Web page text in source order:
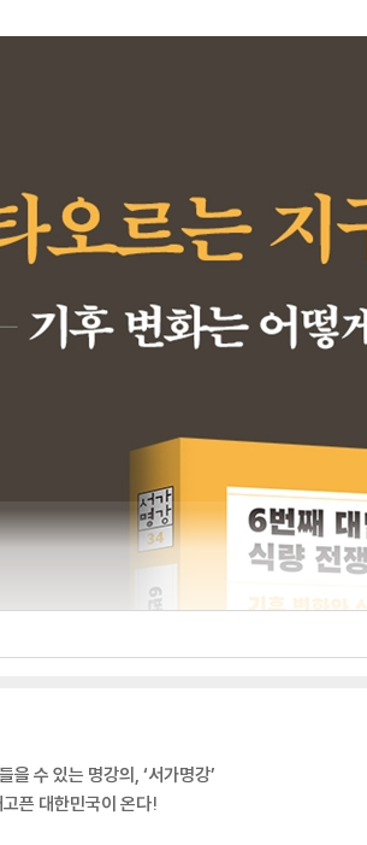
을 수 있는 명강의, ‘서가명강’
픈 대한민국이 온다!